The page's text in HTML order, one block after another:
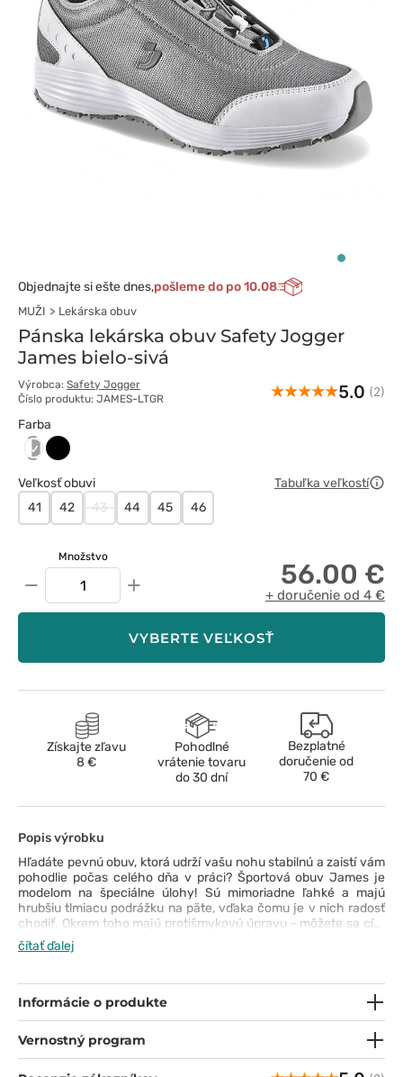
Objednajte si ešte dnes,pošleme do po 10.08
MUŽI Lekárska obuv
Pánska lekárska obuv Safety Jogger
James bielo-sivá
Výrobca: Safety Jogger
Číslo produktu: JAMES-LTGR
5.0 (2)
Farba
biały/szary
Czarny
Veľkosť obuvi
Tabuľka veľkostí
41
42 43 44 45 46
Množstvo
− + 56.00 €
+ doručenie od 4 €
VYBERTE VEĽKOSŤ
Získajte zľavu
8 €
Pohodlné
vrátenie tovaru
do 30 dní
Bezplatné
doručenie od
70 €
Popis výrobku
Hľadáte pevnú obuv, ktorá udrží vašu nohu stabilnú a zaistí vám
pohodlie počas celého dňa v práci? Športová obuv James je
modelom na špeciálne úlohy! Sú mimoriadne ľahké a majú
hrubšiu tlmiacu podrážku na päte, vďaka čomu je v nich radosť
chodiť. Okrem toho majú protišmykovú úpravu - môžete sa cítiť
bezpečne bez ohľadu na podmienky. Veľmi dôležité je, že
topánky James výborne odvádzajú vlhkosť, takže môžete
priedušnému zvršku, ktorý bol vytvorený z 3D sieťoviny, ktorá
dokonale reguluje teplotu a vlhkosť. Podšívka zasa využíva
technológiu Coolmax® vyvinutú pre športovcov, ktorá tiež
účinne odvádza pot. Vložky topánok sú vyberateľné, takže ich
môžete pravidelne vymieňať pre zachovanie pohodlia alebo ich
nahradiť špeciálnymi ortopedickými modelmi.
čítať ďalej
Informácie o produkte
Vernostný program